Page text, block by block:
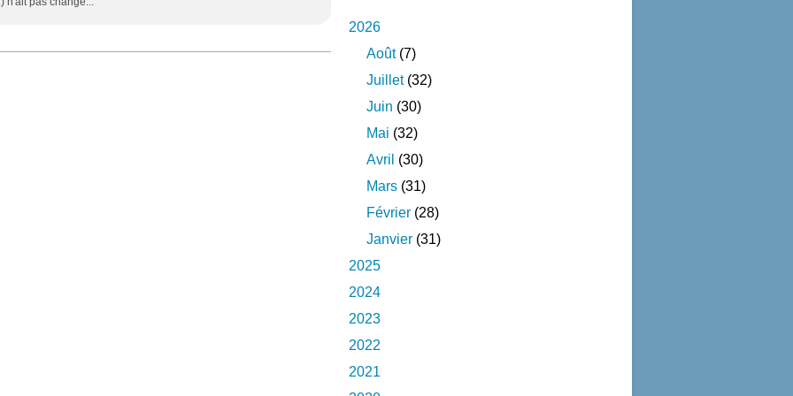
2026
Août(7)
Juillet(32)
Juin (30)
Mai (32)
Avril (30)
Mars (31)
Février (28)
Janvier (31)
2025
2024
2023
2022
2021